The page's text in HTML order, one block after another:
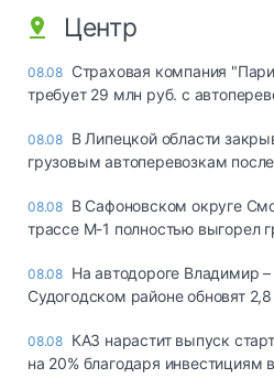
Центр
08.08 Страховая компания
требует 29 млн руб. с
08.08 В Липецкой области
грузовым автоперевозкам
08.08 В Сафоновском округе
трассе М-1 полностью выгорел
08.08 На автодороге Владимир
Судогодском районе обновят
08.08 КАЗ нарастит выпуск
на 20% благодаря инвестициям